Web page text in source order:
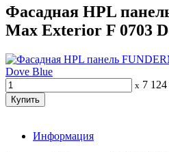
Фасадная HPL
Max Exterior F 0703
x 7 124
Информация